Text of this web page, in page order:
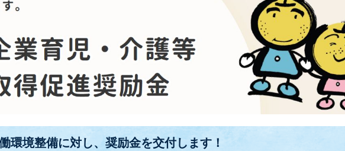
環境整備に対し、奨励金を交付します！